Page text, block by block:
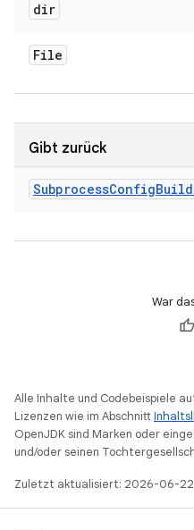
dir
File
Gibt zurück
SubprocessConfig
War
Alle Inhalte und Codebeispiele
Lizenzen wie im Abschnitt
OpenJDK sind Marken oder
und/oder seinen
Zuletzt aktualisiert: 2026-06-22